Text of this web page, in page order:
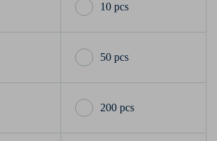
10 pcs
50 pcs
200 pcs